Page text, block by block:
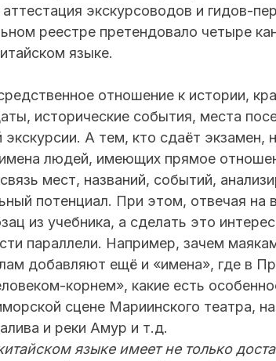
экскурсоводов и гидов-
реестре претендовало четыре
языке.
отношение к истории,
исторические события, места
А тем, кто сдаёт экзамен,
людей, имеющих прямое
мест, названий, событий,
потенциал. При этом, отвечая на
из учебника, а сделать это
параллели. Например, зачем
добавляют ещё и «имена», где в
корнем», какие есть
сцене Мариинского театра,
и реки Амур и т.д.
языке имеет не только